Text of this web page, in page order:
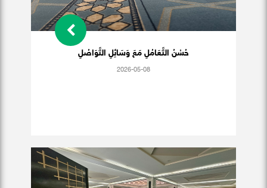
حُسْنُ التَّعَامُلِ مَعَ وَسَائِلِ التَّوَاصُلِ
2026-05-08